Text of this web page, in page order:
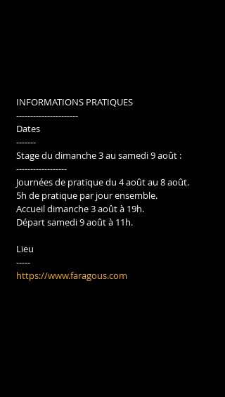
INFORMATIONS PRATIQUES
----------------------
Dates
-------
Stage du dimanche 3 au samedi 9 août :
------------------
Journées de pratique du 4 août au 8 août.
5h de pratique par jour ensemble.
Accueil dimanche 3 août à 19h.
Départ samedi 9 août à 11h.
Lieu
-----
https://www.faragous.com